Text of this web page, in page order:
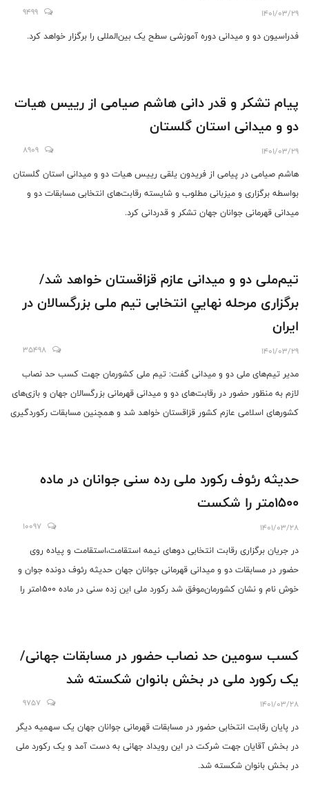
1401/03/29
9499
فدراسیون دو و میدانی دوره آموزشی سطح یک بین‌المللی را برگزار خواهد کرد.
پیام تشکر و قدر دانی هاشم صیامی از رییس هیات
دو و میدانی استان گلستان
1401/03/29
8909
هاشم صیامی در پیامی از فریدون یلقی رییس هیات دو و میدانی استان گلستان
بواسطه برگزاری و میزبانی مطلوب و شایسته رقابت‌های انتخابی مسابقات دو و
میدانی قهرمانی جوانان جهان ‌تشکر و قدردانی کرد.
تیم‌ملی دو و میدانی عازم قزاقستان خواهد شد/
برگزاری مرحله نهايي انتخابی تیم ملی بزرگسالان در
ایران
1401/03/29
35498
مدیر تیم‌های ملی دو و میدانی گفت: تیم ملی کشورمان جهت کسب حد نصاب
لازم به منظور حضور در رقابت‌های دو و میدانی قهرمانی بزرگسالان جهان و بازی‌های
کشورهای اسلامی عازم کشور قزاقستان خواهد شد و همچنین مسابقات رکوردگیری
حدیثه رئوف رکورد ملی رده سنی جوانان در ماده
۱۵۰۰متر را شکست
1401/03/28
10097
در جریان برگزاری رقابت انتخابی دوهای نیمه استقامت،استقامت و پیاده روی
حضور در مسابقات دو و میدانی قهرمانی جوانان جهان حدیثه رئوف دونده جوان و
خوش نام و نشان کشورمان‌موفق شد رکورد ملی این زده سنی در ماده ۱۵۰۰متر را
کسب سومین حد نصاب حضور در مسابقات جهانی/
یک رکورد ملی در بخش بانوان شکسته شد
1401/03/28
9757
در پایان رقابت انتخابی حضور در مسابقات قهرمانی جوانان جهان یک سهمیه دیگر
در بخش آقایان جهت شرکت در این رویداد جهانی به دست آمد و یک رکورد ملی
در بخش بانوان شکسته شد.